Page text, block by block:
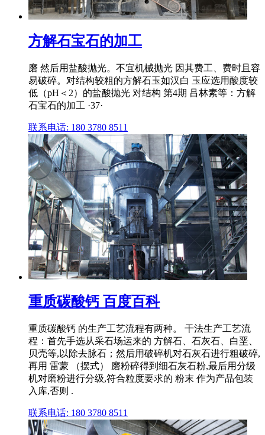
方解石宝石的加工
磨 然后用盐酸抛光。不宜机械抛光 因其费工、费时且容
易破碎。对结构较粗的方解石玉如汉白 玉应选用酸度较
低（pH＜2）的盐酸抛光 对结构 第4期 吕林素等：方解
石宝石的加工 ·37·
联系电话: 180 3780 8511
重质碳酸钙 百度百科
重质碳酸钙 的生产工艺流程有两种。 干法生产工艺流
程：首先手选从采石场运来的 方解石、石灰石、白垩、
贝壳等,以除去脉石；然后用破碎机对石灰石进行粗破碎,
再用 雷蒙 （摆式） 磨粉碎得到细石灰石粉,最后用分级
机对磨粉进行分级,符合粒度要求的 粉末 作为产品包装
入库,否则 .
联系电话: 180 3780 8511